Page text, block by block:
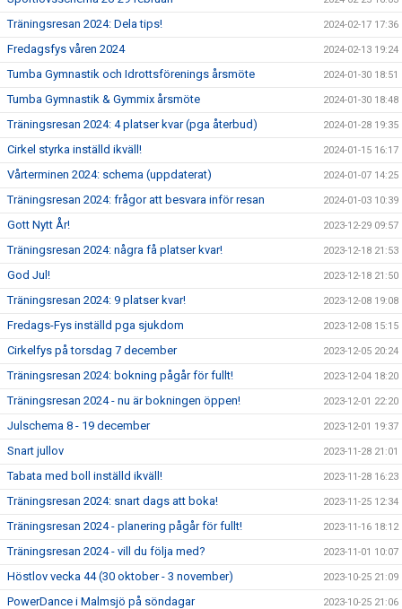
Träningsresan 2024: Dela tips! 2024-02-17 17:36
Fredagsfys våren 2024 2024-02-13 19:24
Tumba Gymnastik och Idrottsförenings årsmöte 2024-01-30 18:51
Tumba Gymnastik & Gymmix årsmöte 2024-01-30 18:48
Träningsresan 2024: 4 platser kvar (pga återbud) 2024-01-28 19:35
Cirkel styrka inställd ikväll! 2024-01-15 16:17
Vårterminen 2024: schema (uppdaterat) 2024-01-07 14:25
Träningsresan 2024: frågor att besvara inför resan 2024-01-03 10:39
Gott Nytt År! 2023-12-29 09:57
Träningsresan 2024: några få platser kvar! 2023-12-18 21:53
God Jul! 2023-12-18 21:50
Träningsresan 2024: 9 platser kvar! 2023-12-08 19:08
Fredags-Fys inställd pga sjukdom 2023-12-08 15:15
Cirkelfys på torsdag 7 december 2023-12-05 20:24
Träningsresan 2024: bokning pågår för fullt! 2023-12-04 18:20
Träningsresan 2024 - nu är bokningen öppen! 2023-12-01 22:20
Julschema 8 - 19 december 2023-12-01 19:37
Snart jullov 2023-11-28 21:01
Tabata med boll inställd ikväll! 2023-11-28 16:23
Träningsresan 2024: snart dags att boka! 2023-11-25 12:34
Träningsresan 2024 - planering pågår för fullt! 2023-11-16 18:12
Träningsresan 2024 - vill du följa med? 2023-11-01 10:07
Höstlov vecka 44 (30 oktober - 3 november) 2023-10-25 21:09
PowerDance i Malmsjö på söndagar 2023-10-25 21:06